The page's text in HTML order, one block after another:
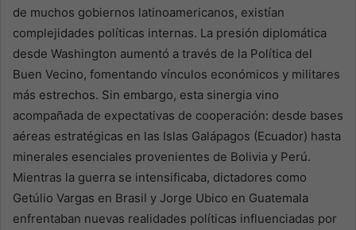
de muchos gobiernos latinoamericanos, existían
complejidades políticas internas. La presión diplomática
desde Washington aumentó a través de la Política del
Buen Vecino, fomentando vínculos económicos y militares
más estrechos. Sin embargo, esta sinergia vino
acompañada de expectativas de cooperación: desde bases
aéreas estratégicas en las Islas Galápagos (Ecuador) hasta
minerales esenciales provenientes de Bolivia y Perú.
Mientras la guerra se intensificaba, dictadores como
Getúlio Vargas en Brasil y Jorge Ubico en Guatemala
enfrentaban nuevas realidades políticas influenciadas por